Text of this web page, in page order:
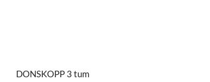
DONSKOPP 3 tum